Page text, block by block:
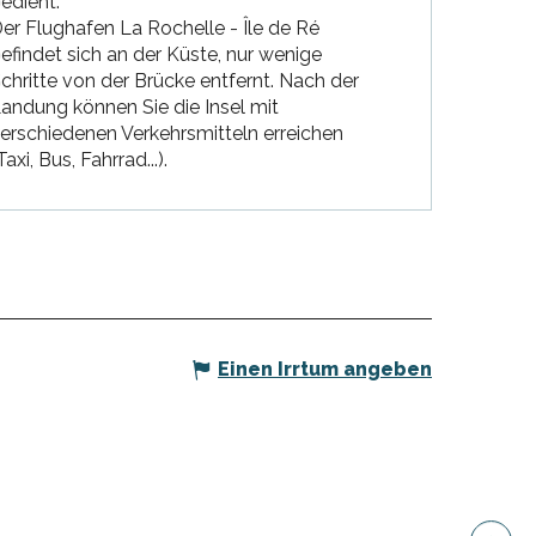
Flughafen La Rochelle - Île de Ré
sich an der Küste, nur wenige
von der Brücke entfernt. Nach der
können Sie die Insel mit
Verkehrsmitteln erreichen
Bus, Fahrrad...).
Einen Irrtum angeben